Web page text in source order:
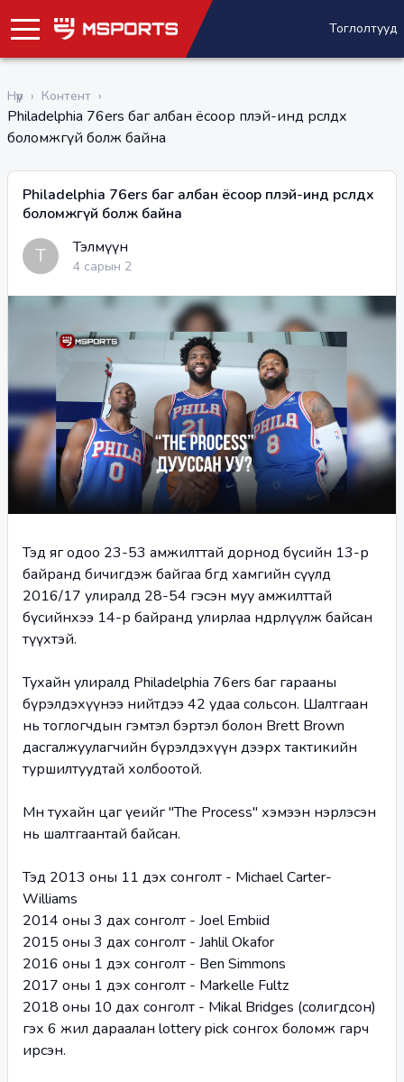
Тоглолтууд
Нүүр › Контент ›
Philadelphia 76ers баг албан ёсоор плэй-инд өрсөлдөх
боломжгүй болж байна
Philadelphia 76ers баг албан ёсоор плэй-инд өрсөлдөх
боломжгүй болж байна
Т Тэлмүүн
4 сарын 2
Тэд яг одоо 23-53 амжилттай дорнод бүсийн 13-р
байранд бичигдэж байгаа бөгөөд хамгийн сүүлд
2016/17 улиралд 28-54 гэсэн муу амжилттай
бүсийнхээ 14-р байранд улирлаа өндөрлүүлж байсан
түүхтэй.
Тухайн улиралд Philadelphia 76ers баг гарааны
бүрэлдэхүүнээ нийтдээ 42 удаа сольсон. Шалтгаан
нь тоглогчдын гэмтэл бэртэл болон Brett Brown
дасгалжуулагчийн бүрэлдэхүүн дээрх тактикийн
туршилтуудтай холбоотой.
Мөн тухайн цаг үеийг "The Process" хэмээн нэрлэсэн
нь шалтгаантай байсан.
Тэд 2013 оны 11 дэх сонголт - Michael Carter-
Williams
2014 оны 3 дах сонголт - Joel Embiid
2015 оны 3 дах сонголт - Jahlil Okafor
2016 оны 1 дэх сонголт - Ben Simmons
2017 оны 1 дэх сонголт - Markelle Fultz
2018 оны 10 дах сонголт - Mikal Bridges (солигдсон)
гэх 6 жил дараалан lottery pick сонгох боломж гарч
ирсэн.